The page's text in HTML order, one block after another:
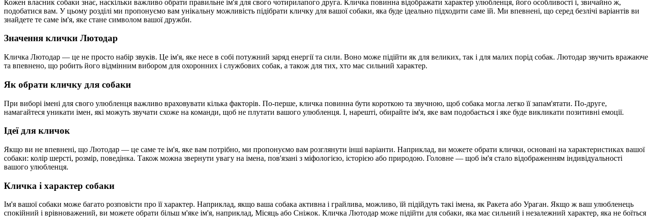
Кожен власник собаки знає, наскільки важливо обрати правильне ім'я для свого чотирилапого друга. Кличка повинна відображати характер улюбленця, його особливості і, звичайно ж,
подобатися вам. У цьому розділі ми пропонуємо вам унікальну можливість підібрати кличку для вашої собаки, яка буде ідеально підходити саме їй. Ми впевнені, що серед безлічі варіантів ви
знайдете те саме ім'я, яке стане символом вашої дружби.
Значення клички Лютодар
Кличка Лютодар — це не просто набір звуків. Це ім'я, яке несе в собі потужний заряд енергії та сили. Воно може підійти як для великих, так і для малих порід собак. Лютодар звучить вражаюче
та впевнено, що робить його відмінним вибором для охоронних і службових собак, а також для тих, хто має сильний характер.
Як обрати кличку для собаки
При виборі імені для свого улюбленця важливо враховувати кілька факторів. По-перше, кличка повинна бути короткою та звучною, щоб собака могла легко її запам'ятати. По-друге,
намагайтеся уникати імен, які можуть звучати схоже на команди, щоб не плутати вашого улюбленця. І, нарешті, обирайте ім'я, яке вам подобається і яке буде викликати позитивні емоції.
Ідеї для кличок
Якщо ви не впевнені, що Лютодар — це саме те ім'я, яке вам потрібно, ми пропонуємо вам розглянути інші варіанти. Наприклад, ви можете обрати клички, основані на характеристиках вашої
собаки: колір шерсті, розмір, поведінка. Також можна звернути увагу на імена, пов'язані з міфологією, історією або природою. Головне — щоб ім'я стало відображенням індивідуальності
вашого улюбленця.
Кличка і характер собаки
Ім'я вашої собаки може багато розповісти про її характер. Наприклад, якщо ваша собака активна і грайлива, можливо, їй підійдуть такі імена, як Ракета або Ураган. Якщо ж ваш улюбленець
спокійний і врівноважений, ви можете обрати більш м'яке ім'я, наприклад, Місяць або Сніжок. Кличка Лютодар може підійти для собаки, яка має сильний і незалежний характер, яка не боїться